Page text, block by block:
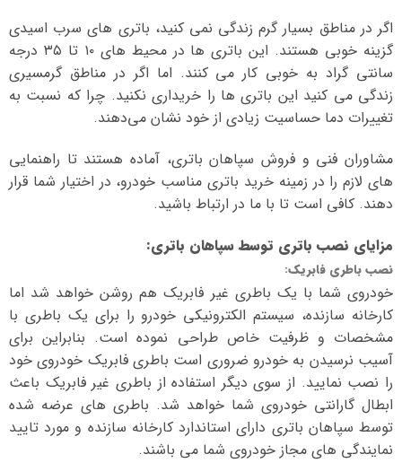
اگر در مناطق بسیار گرم زندگی نمی کنید، باتری های سرب اسیدی
گزینه خوبی هستند. این باتری ها در محیط های ۱۰ تا ۳۵ درجه
سانتی گراد به خوبی کار می کنند. اما اگر در مناطق گرمسیری
زندگی می کنید این باتری ها را خریداری نکنید. چرا که نسبت به
تغییرات دما حساسیت زیادی از خود نشان می‌دهند.
مشاوران فنی و فروش سپاهان باتری، آماده هستند تا راهنمایی
های لازم را در زمینه خرید باتری مناسب خودرو، در اختیار شما قرار
دهند. کافی است تا با ما در ارتباط باشید.
مزایای نصب باتری توسط سپاهان باتری:
نصب باطری فابریک:
خودروی شما با یک باطری غیر فابریک هم روشن خواهد شد اما
کارخانه سازنده، سیستم الکترونیکی خودرو را برای یک باطری با
مشخصات و ظرفیت خاص طراحی نموده است. بنابراین برای
آسیب نرسیدن به خودرو ضروری است باطری فابریک خودروی خود
را نصب نمایید. از سوی دیگر استفاده از باطری غیر فابریک باعث
ابطال گارانتی خودروی شما خواهد شد. باطری های عرضه شده
توسط سپاهان باتری دارای استاندارد کارخانه سازنده و مورد تایید
نمایندگی های مجاز خودروی شما می باشند.